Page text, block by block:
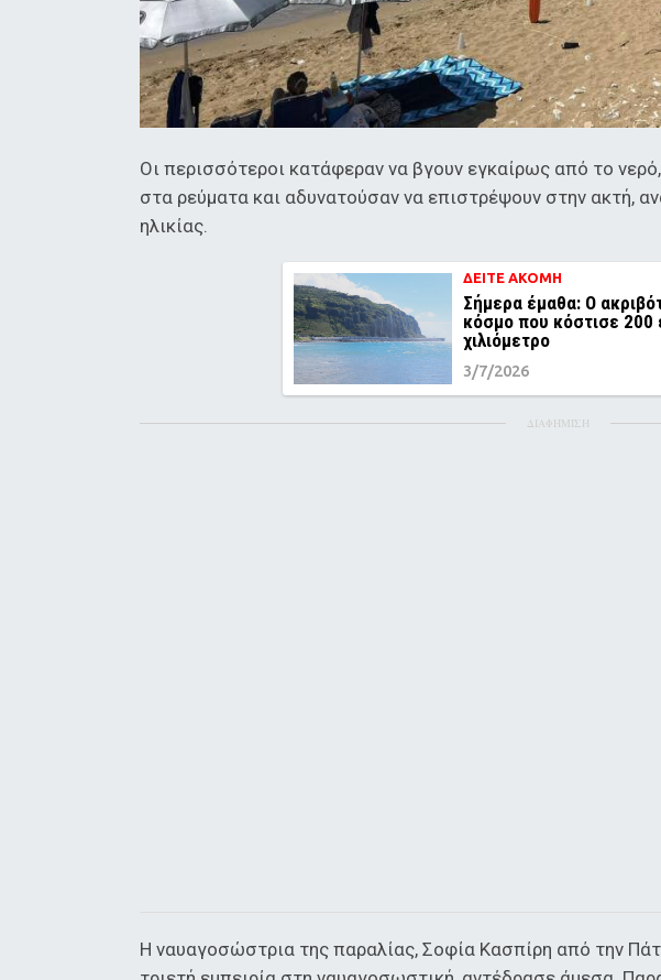
Οι περισσότεροι κατάφεραν να βγουν εγκαίρως από το
στα ρεύματα και αδυνατούσαν να επιστρέψουν στην ακτή,
ηλικίας.
ΔΕΙΤΕ ΑΚΟΜΗ
Σήμερα έμαθα: Ο
κόσμο που κόστισε 200
χιλιόμετρο
3/7/2026
ΔΙΑΦΗΜΙΣΗ
Η ναυαγοσώστρια της παραλίας, Σοφία Κασπίρη από την